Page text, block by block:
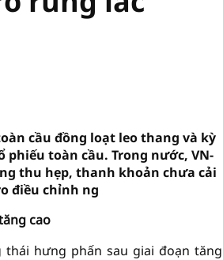
cầu đồng loạt leo thang và kỳ
toàn cầu. Trong nước, VN-
thu hẹp, thanh khoản chưa cải
điều chỉnh ng
cao
hưng phấn sau giai đoạn tăng